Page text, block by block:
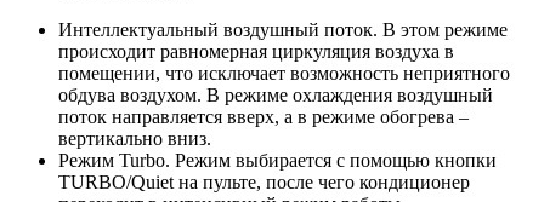
Интеллектуальный воздушный поток. В этом режиме
происходит равномерная циркуляция воздуха в
помещении, что исключает возможность неприятного
обдува воздухом. В режиме охлаждения воздушный
поток направляется вверх, а в режиме обогрева –
вертикально вниз.
Режим Turbo. Режим выбирается с помощью кнопки
TURBO/Quiet на пульте, после чего кондиционер